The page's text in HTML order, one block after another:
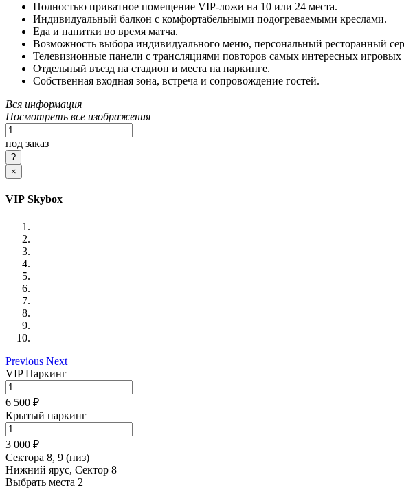
Полностью приватное помещение VIP-ложи на 10 или 24 места.
Индивидуальный балкон с комфортабельными подогреваемыми креслами.
Еда и напитки во время матча.
Возможность выбора индивидуального меню, персональный ресторанный
Телевизионные панели с трансляциями повторов самых интересных
Отдельный въезд на стадион и места на паркинге.
Собственная входная зона, встреча и сопровождение гостей.
Вся информация
Посмотреть все изображения
под заказ
×
VIP Skybox
Previous Next
VIP Паркинг
6 500 ₽
Крытый паркинг
3 000 ₽
Сектора 8, 9 (низ)
Нижний ярус, Сектор 8
Выбрать места 2